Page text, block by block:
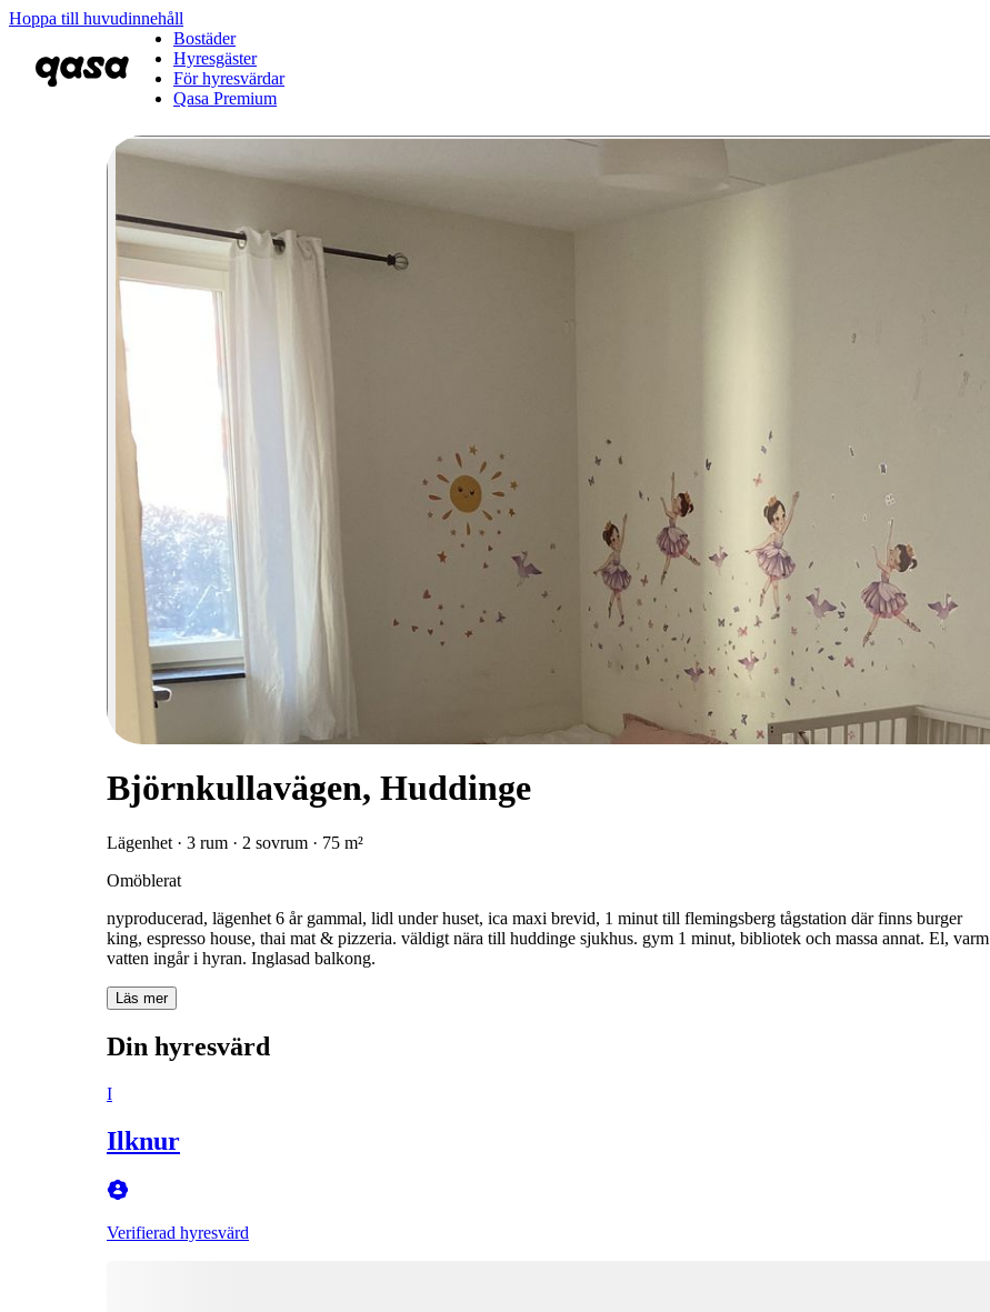
Hoppa till huvudinnehåll
Bostäder
Hyresgäster
För hyresvärdar
Qasa Premium
Björnkullavägen, Huddinge
Lägenhet · 3 rum · 2 sovrum · 75 m²
Omöblerat
nyproducerad, lägenhet 6 år gammal, lidl under huset, ica maxi brevid, 1 minut till flemingsberg tågstation där finns burger
king, espresso house, thai mat & pizzeria. väldigt nära till huddinge sjukhus. gym 1 minut, bibliotek och massa annat. El, varm
vatten ingår i hyran. Inglasad balkong.
Läs mer
Din hyresvärd
I
Ilknur
Verifierad hyresvärd